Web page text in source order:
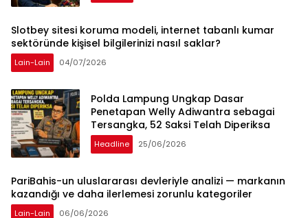
Slotbey sitesi koruma modeli, internet tabanlı kumar
sektöründe kişisel bilgilerinizi nasıl saklar?
Lain-Lain 04/07/2026
Polda Lampung Ungkap Dasar
Penetapan Welly Adiwantra sebagai
Tersangka, 52 Saksi Telah Diperiksa
Headline 25/06/2026
PariBahis-un uluslararası devleriyle analizi — markanın
kazandığı ve daha ilerlemesi zorunlu kategoriler
Lain-Lain 06/06/2026